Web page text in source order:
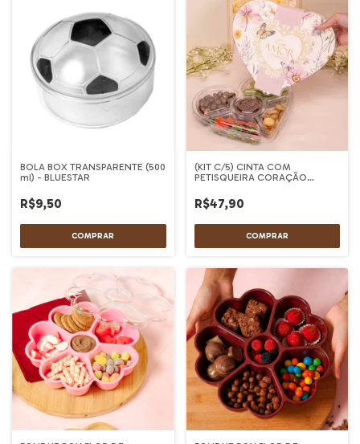
BOLA BOX TRANSPARENTE (500
ml) - BLUESTAR
R$9,50
(KIT C/5) CINTA COM
PETISQUEIRA CORAÇÃO
R$47,90